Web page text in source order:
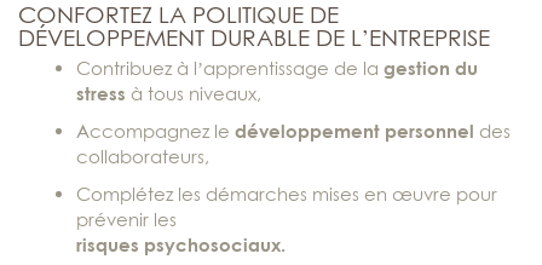
CONFORTEZ LA POLITIQUE DE
DÉVELOPPEMENT DURABLE DE L’ENTREPRISE
Contribuez à l’apprentissage de la gestion du
stress à tous niveaux,
Accompagnez le développement personnel des
collaborateurs,
Complétez les démarches mises en œuvre pour
prévenir les
risques psychosociaux.